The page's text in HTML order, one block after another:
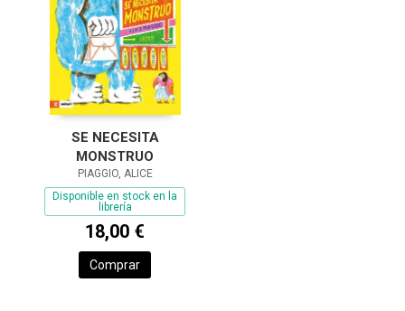
SE NECESITA
MONSTRUO
PIAGGIO, ALICE
Disponible en stock en la
librería
18,00 €
Comprar